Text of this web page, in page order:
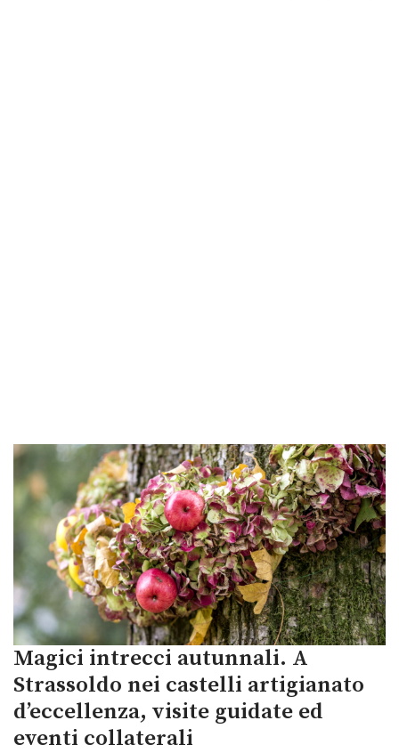
Magici intrecci autunnali. A
Strassoldo nei castelli artigianato
d’eccellenza, visite guidate ed
eventi collaterali